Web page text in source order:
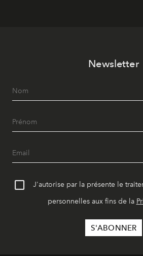
Newsletter
J'autorise par la présente le
personnelles aux fins de la